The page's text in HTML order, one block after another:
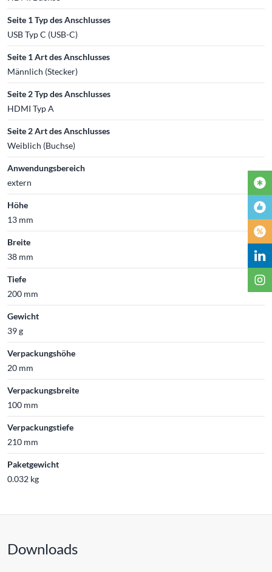
Seite 1 Typ des Anschlusses
USB Typ C (USB-C)
Seite 1 Art des Anschlusses
Männlich (Stecker)
Seite 2 Typ des Anschlusses
HDMI Typ A
Seite 2 Art des Anschlusses
Weiblich (Buchse)
Anwendungsbereich
extern
Höhe
13 mm
Breite
38 mm
Tiefe
200 mm
Gewicht
39 g
Verpackungshöhe
20 mm
Verpackungsbreite
100 mm
Verpackungstiefe
210 mm
Paketgewicht
0.032 kg
Downloads